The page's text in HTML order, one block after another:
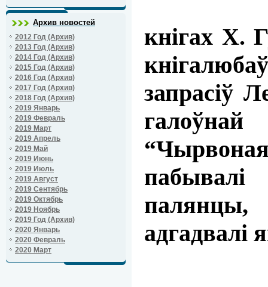
Архив новостей
2012 Год (Архив)
2013 Год (Архив)
2014 Год (Архив)
2015 Год (Архив)
2016 Год (Архив)
2017 Год (Архив)
2018 Год (Архив)
2019 Январь
2019 Февраль
2019 Март
2019 Апрель
2019 Май
2019 Июнь
2019 Июль
2019 Август
2019 Сентябрь
2019 Октябрь
2019 Ноябрь
2019 Год (Архив)
2020 Январь
2020 Февраль
2020 Март
кнігах Х.
запрасіў
галоўнай
палянцы,
адгадвалі